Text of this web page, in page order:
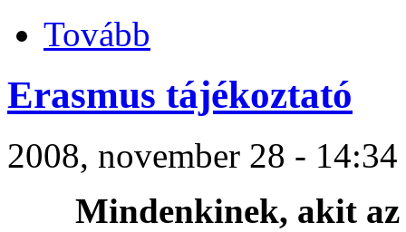
Tovább
Erasmus tájékoztató
2008, november 28 -
Mindenkinek, akit